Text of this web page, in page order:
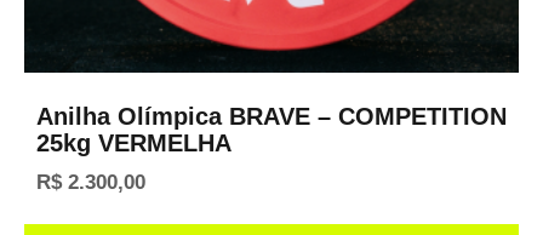
Anilha Olímpica BRAVE – COMPETITION
25kg VERMELHA
R$2.300,00